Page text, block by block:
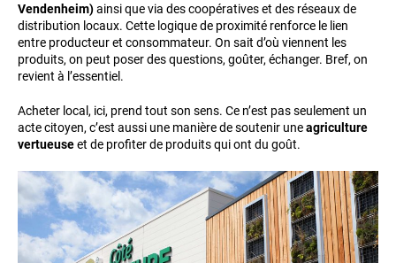
Vendenheim)ainsi que via des coopératives et des réseaux de
distribution locaux. Cette logique de proximité renforce le lien
entre producteur et consommateur. On sait d’où viennent les
produits, on peut poser des questions, goûter, échanger. Bref, on
revient à l’essentiel.
Acheter local, ici, prend tout son sens. Ce n’est pas seulement un
acte citoyen, c’est aussi une manière de soutenir uneagriculture
vertueuseet de profiter de produits qui ont du goût.